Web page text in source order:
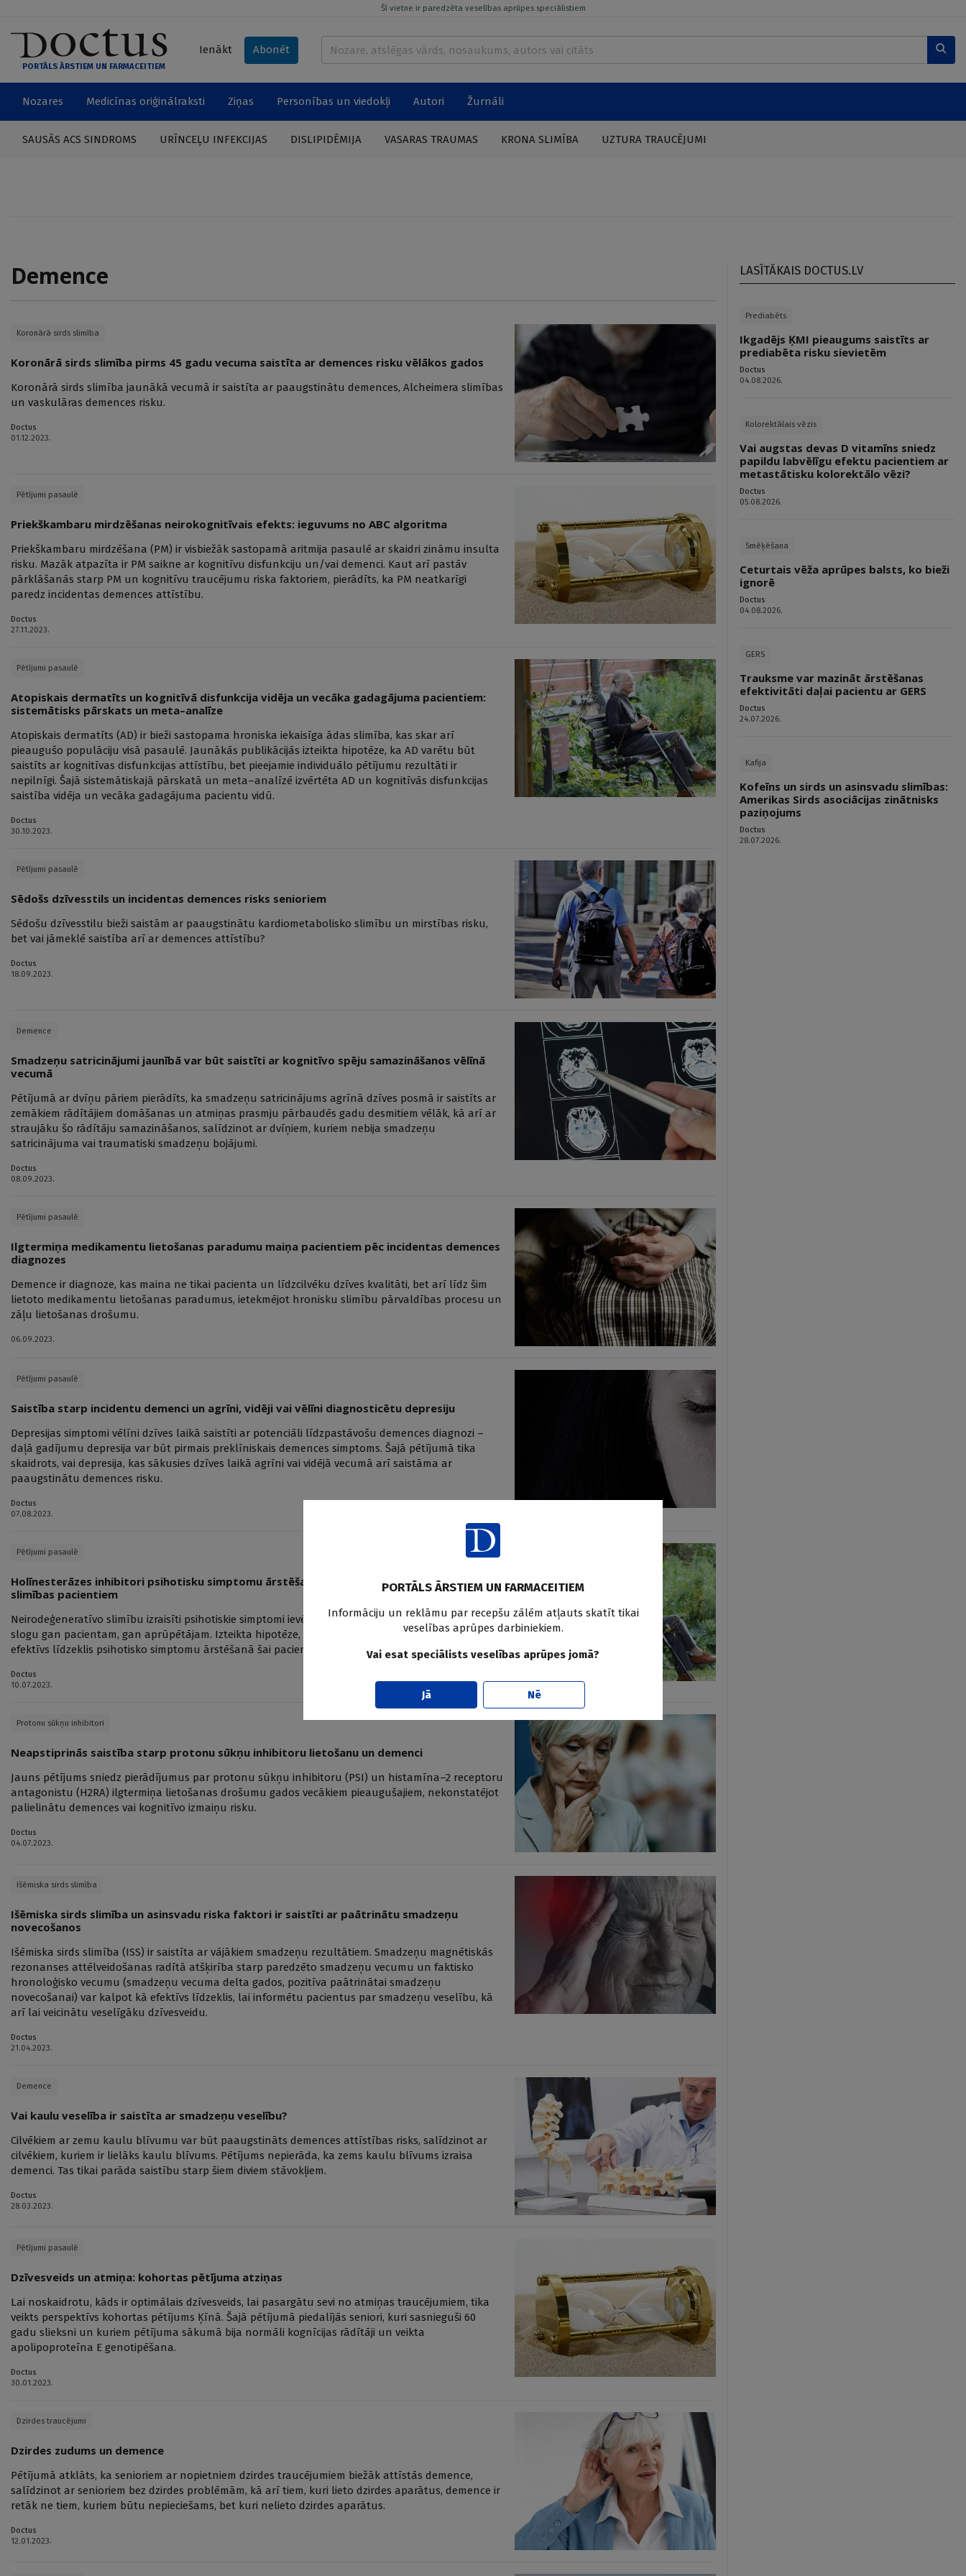
Šī vietne ir paredzēta veselības aprūpes speciālistiem
PORTĀLS ĀRSTIEM UN FARMACEITIEM
Ienākt Abonēt
Nozares Medicīnas oriģinālraksti Ziņas Personības un viedokļi Autori Žurnāli
SAUSĀS ACS SINDROMS URĪNCEĻU INFEKCIJAS DISLIPIDĒMIJA VASARAS TRAUMAS KRONA SLIMĪBA UZTURA TRAUCĒJUMI
Demence
Koronārā sirds slimība
Koronārā sirds slimība pirms 45 gadu vecuma saistīta ar demences risku vēlākos gados
Koronārā sirds slimība jaunākā vecumā ir saistīta ar paaugstinātu demences, Alcheimera slimības
un vaskulāras demences risku.
Doctus
01.12.2023.
Pētījumi pasaulē
Priekškambaru mirdzēšanas neirokognitīvais efekts: ieguvums no ABC algoritma
Priekškambaru mirdzēšana (PM) ir visbiežāk sastopamā aritmija pasaulē ar skaidri zināmu insulta
risku. Mazāk atpazīta ir PM saikne ar kognitīvu disfunkciju un/vai demenci. Kaut arī pastāv
pārklāšanās starp PM un kognitīvu traucējumu riska faktoriem, pierādīts, ka PM neatkarīgi
paredz incidentas demences attīstību.
Doctus
27.11.2023.
Pētījumi pasaulē
Atopiskais dermatīts un kognitīvā disfunkcija vidēja un vecāka gadagājuma pacientiem:
sistemātisks pārskats un meta–analīze
Atopiskais dermatīts (AD) ir bieži sastopama hroniska iekaisīga ādas slimība, kas skar arī
pieaugušo populāciju visā pasaulē. Jaunākās publikācijās izteikta hipotēze, ka AD varētu būt
saistīts ar kognitīvas disfunkcijas attīstību, bet pieejamie individuālo pētījumu rezultāti ir
nepilnīgi. Šajā sistemātiskajā pārskatā un meta–analīzē izvērtēta AD un kognitīvās disfunkcijas
saistība vidēja un vecāka gadagājuma pacientu vidū.
Doctus
30.10.2023.
Pētījumi pasaulē
Sēdošs dzīvesstils un incidentas demences risks senioriem
Sēdošu dzīvesstilu bieži saistām ar paaugstinātu kardiometabolisko slimību un mirstības risku,
bet vai jāmeklē saistība arī ar demences attīstību?
Doctus
18.09.2023.
Demence
Smadzeņu satricinājumi jaunībā var būt saistīti ar kognitīvo spēju samazināšanos vēlīnā
vecumā
Pētījumā ar dvīņu pāriem pierādīts, ka smadzeņu satricinājums agrīnā dzīves posmā ir saistīts ar
zemākiem rādītājiem domāšanas un atmiņas prasmju pārbaudēs gadu desmitiem vēlāk, kā arī ar
straujāku šo rādītāju samazināšanos, salīdzinot ar dvīņiem, kuriem nebija smadzeņu
satricinājuma vai traumatiski smadzeņu bojājumi.
Doctus
08.09.2023.
Pētījumi pasaulē
Ilgtermiņa medikamentu lietošanas paradumu maiņa pacientiem pēc incidentas demences
diagnozes
Demence ir diagnoze, kas maina ne tikai pacienta un līdzcilvēku dzīves kvalitāti, bet arī līdz šim
lietoto medikamentu lietošanas paradumus, ietekmējot hronisku slimību pārvaldības procesu un
zāļu lietošanas drošumu.
06.09.2023.
Pētījumi pasaulē
Saistība starp incidentu demenci un agrīni, vidēji vai vēlīni diagnosticētu depresiju
Depresijas simptomi vēlīni dzīves laikā saistīti ar potenciāli līdzpastāvošu demences diagnozi –
daļā gadījumu depresija var būt pirmais preklīniskais demences simptoms. Šajā pētījumā tika
skaidrots, vai depresija, kas sākusies dzīves laikā agrīni vai vidējā vecumā arī saistāma ar
paaugstinātu demences risku.
Doctus
07.08.2023.
Pētījumi pasaulē
Holīnesterāzes inhibitori psihotisku simptomu ārstēšanā Alcheimera un Parkinsona
slimības pacientiem
Neirodeģeneratīvo slimību izraisīti psihotiskie simptomi ievērojami paaugstina slimības radīto
slogu gan pacientam, gan aprūpētājam. Izteikta hipotēze, ka holīnesterāzes inhibitori varētu būt
efektīvs līdzeklis psihotisko simptomu ārstēšanā šai pacientu grupai.
Doctus
10.07.2023.
Protonu sūkņu inhibitori
Neapstiprinās saistība starp protonu sūkņu inhibitoru lietošanu un demenci
Jauns pētījums sniedz pierādījumus par protonu sūkņu inhibitoru (PSI) un histamīna–2 receptoru
antagonistu (H2RA) ilgtermiņa lietošanas drošumu gados vecākiem pieaugušajiem, nekonstatējot
palielinātu demences vai kognitīvo izmaiņu risku.
Doctus
04.07.2023.
Išēmiska sirds slimība
Išēmiska sirds slimība un asinsvadu riska faktori ir saistīti ar paātrinātu smadzeņu
novecošanos
Išēmiska sirds slimība (ISS) ir saistīta ar vājākiem smadzeņu rezultātiem. Smadzeņu magnētiskās
rezonanses attēlveidošanas radītā atšķirība starp paredzēto smadzeņu vecumu un faktisko
hronoloģisko vecumu (smadzeņu vecuma delta gados, pozitīva paātrinātai smadzeņu
novecošanai) var kalpot kā efektīvs līdzeklis, lai informētu pacientus par smadzeņu veselību, kā
arī lai veicinātu veselīgāku dzīvesveidu.
Doctus
21.04.2023.
Demence
Vai kaulu veselība ir saistīta ar smadzeņu veselību?
Cilvēkiem ar zemu kaulu blīvumu var būt paaugstināts demences attīstības risks, salīdzinot ar
cilvēkiem, kuriem ir lielāks kaulu blīvums. Pētījums nepierāda, ka zems kaulu blīvums izraisa
demenci. Tas tikai parāda saistību starp šiem diviem stāvokļiem.
Doctus
28.03.2023.
Pētījumi pasaulē
Dzīvesveids un atmiņa: kohortas pētījuma atziņas
Lai noskaidrotu, kāds ir optimālais dzīvesveids, lai pasargātu sevi no atmiņas traucējumiem, tika
veikts perspektīvs kohortas pētījums Ķīnā. Šajā pētījumā piedalījās seniori, kuri sasnieguši 60
gadu slieksni un kuriem pētījuma sākumā bija normāli kognīcijas rādītāji un veikta
apolipoproteīna E genotipēšana.
Doctus
30.01.2023.
Dzirdes traucējumi
Dzirdes zudums un demence
Pētījumā atklāts, ka senioriem ar nopietniem dzirdes traucējumiem biežāk attīstās demence,
salīdzinot ar senioriem bez dzirdes problēmām, kā arī tiem, kuri lieto dzirdes aparātus, demence ir
retāk ne tiem, kuriem būtu nepieciešams, bet kuri nelieto dzirdes aparātus.
Doctus
12.01.2023.
LASĪTĀKAIS DOCTUS.LV
Prediabēts
Ikgadējs ĶMI pieaugums saistīts ar
prediabēta risku sievietēm
Doctus
04.08.2026.
Kolorektālais vēzis
Vai augstas devas D vitamīns sniedz
papildu labvēlīgu efektu pacientiem ar
metastātisku kolorektālo vēzi?
Doctus
05.08.2026.
Smēķēšana
Ceturtais vēža aprūpes balsts, ko bieži
ignorē
Doctus
04.08.2026.
GERS
Trauksme var mazināt ārstēšanas
efektivitāti daļai pacientu ar GERS
Doctus
24.07.2026.
Kafija
Kofeīns un sirds un asinsvadu slimības:
Amerikas Sirds asociācijas zinātnisks
paziņojums
Doctus
28.07.2026.
PORTĀLS ĀRSTIEM UN FARMACEITIEM
Informāciju un reklāmu par recepšu zālēm atļauts skatīt tikai
veselības aprūpes darbiniekiem.
Vai esat speciālists veselības aprūpes jomā?
Jā Nē